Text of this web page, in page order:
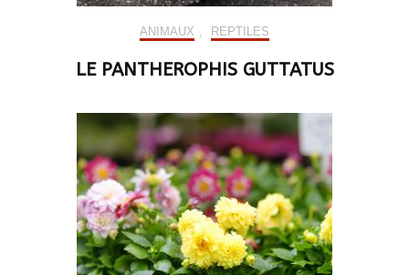
ANIMAUX , REPTILES
LE PANTHEROPHIS GUTTATUS